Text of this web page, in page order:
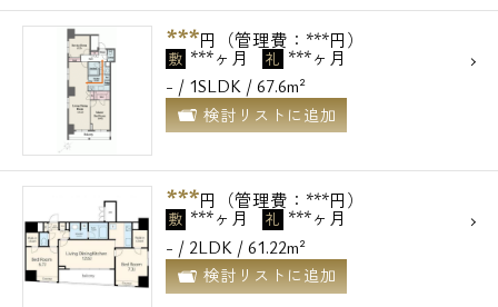
***円（管理費：***円）
敷 ***ヶ月 礼 ***ヶ月
- / 1SLDK / 67.6m²
検討リストに追加
***円（管理費：***円）
敷 ***ヶ月 礼 ***ヶ月
- / 2LDK / 61.22m²
検討リストに追加